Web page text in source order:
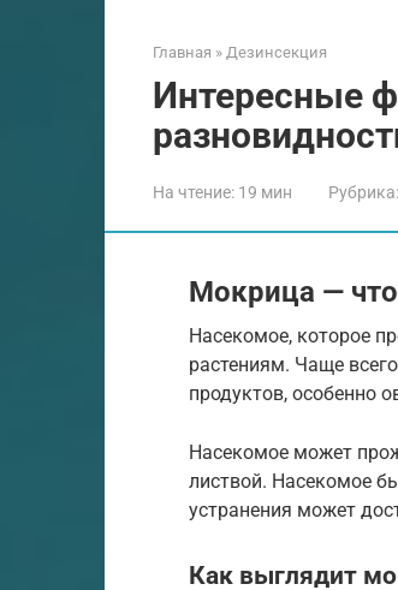
Главная » Дезинсекция
Интересные
На чтение: 19 мин Рубрика:
Мокрица —
Насекомое, которое
растениям. Чаще
продуктов, особенно
Насекомое может
листвой. Насекомое
устранения может
Как выглядит